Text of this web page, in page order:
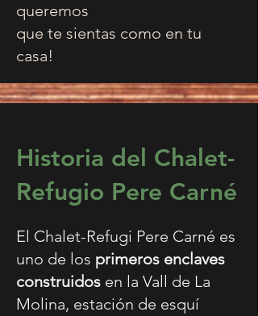
queremos
que te sientas como en tu
casa!
Historia del Chalet-
Refugio Pere Carné
El Chalet-Refugi Pere Carné es
uno de los primeros enclaves
construidos en la Vall de La
Molina, estación de esquí